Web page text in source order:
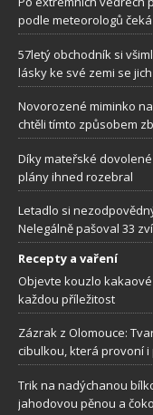
podle meteorologů
57letý obchodník si
lásky ke své zemi se
Novorozené miminko
chtěli tímto způsobem
Díky mateřské dovolené
plány ihned rozebral
Letadlo si
Nelegálně pašoval 33
Recepty a vaření
Objevte kouzlo
každou příležitost
Zázrak z Olomouce:
cibulkou, která provoní
Trik na nadýchanou
jahodovou pěnou a